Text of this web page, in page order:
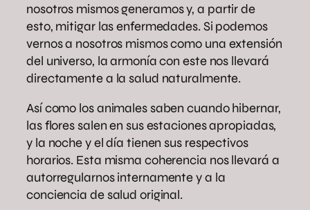
nosotros mismos generamos y, a partir de
esto, mitigar las enfermedades. Si podemos
vernos a nosotros mismos como una extensión
del universo, la armonía con este nos llevará
directamente a la salud naturalmente.
Así como los animales saben cuando hibernar,
las flores salen en sus estaciones apropiadas,
y la noche y el día tienen sus respectivos
horarios. Esta misma coherencia nos llevará a
autorregularnos internamente y a la
conciencia de salud original.